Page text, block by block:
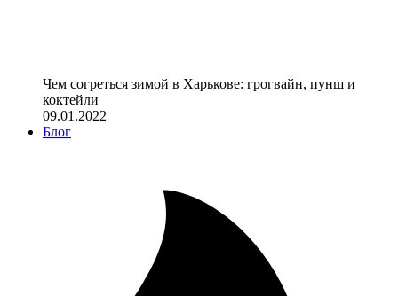
Чем согреться зимой в Харькове: грогвайн, пунш и
коктейли
09.01.2022
Блог